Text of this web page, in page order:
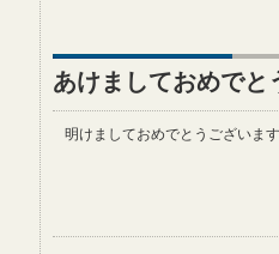
あけましておめでと
明けましておめでとうございま